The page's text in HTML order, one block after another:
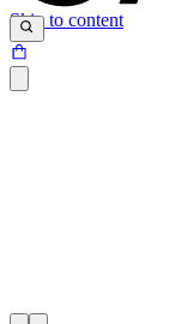
Skip to content